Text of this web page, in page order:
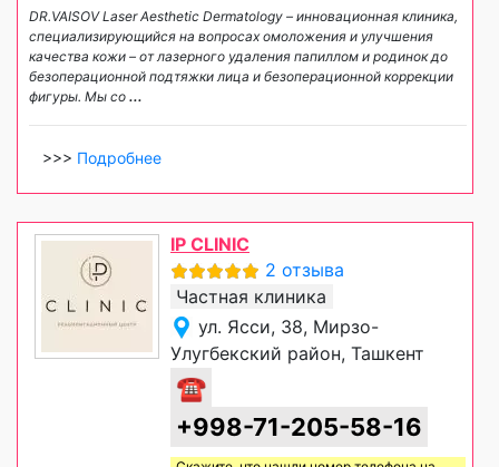
DR.VAISOV Laser Aesthetic Dermatology – инновационная клиника,
специализирующийся на вопросах омоложения и улучшения
качества кожи – от лазерного удаления папиллом и родинок до
безоперационной подтяжки лица и безоперационной коррекции
фигуры. Мы со ...
>>> Подробнее
IP CLINIC
2 отзыва
Частная клиника
ул. Ясси, 38, Мирзо-
Улугбекский район, Ташкент
☎
+998-71-205-58-16